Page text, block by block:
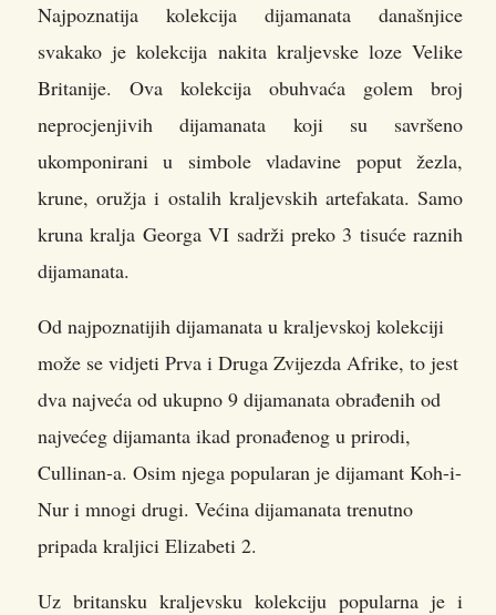
Najpoznatija kolekcija dijamanata današnjice
svakako je kolekcija nakita kraljevske loze Velike
Britanije. Ova kolekcija obuhvaća golem broj
neprocjenjivih dijamanata koji su savršeno
ukomponirani u simbole vladavine poput žezla,
krune, oružja i ostalih kraljevskih artefakata. Samo
kruna kralja Georga VI sadrži preko 3 tisuće raznih
dijamanata.
Od najpoznatijih dijamanata u kraljevskoj kolekciji
može se vidjeti Prva i Druga Zvijezda Afrike, to jest
dva najveća od ukupno 9 dijamanata obrađenih od
najvećeg dijamanta ikad pronađenog u prirodi,
Cullinan-a. Osim njega popularan je dijamant Koh-i-
Nur i mnogi drugi. Većina dijamanata trenutno
pripada kraljici Elizabeti 2.
Uz britansku kraljevsku kolekciju popularna je i